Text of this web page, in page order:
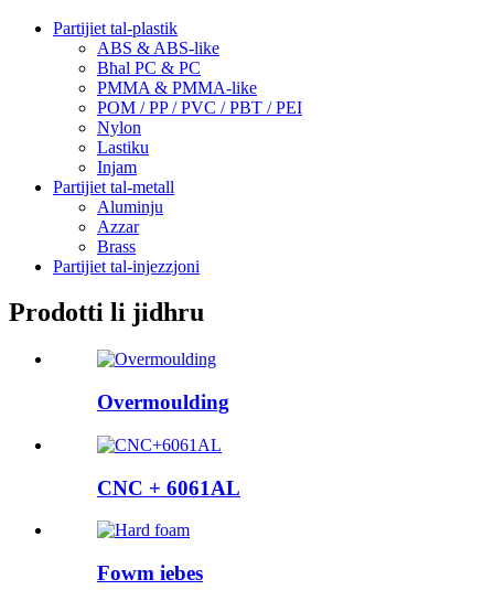
Partijiet tal-plastik
ABS & ABS-like
Bħal PC & PC
PMMA & PMMA-like
POM / PP / PVC / PBT / PEI
Nylon
Lastiku
Injam
Partijiet tal-metall
Aluminju
Azzar
Brass
Partijiet tal-injezzjoni
Prodotti li jidhru
Overmoulding
CNC + 6061AL
Fowm iebes